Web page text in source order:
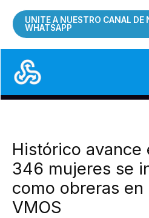
UNITE A NUESTRO CANAL DE
WHATSAPP
Histórico avance
346 mujeres se
como obreras en
VMOS